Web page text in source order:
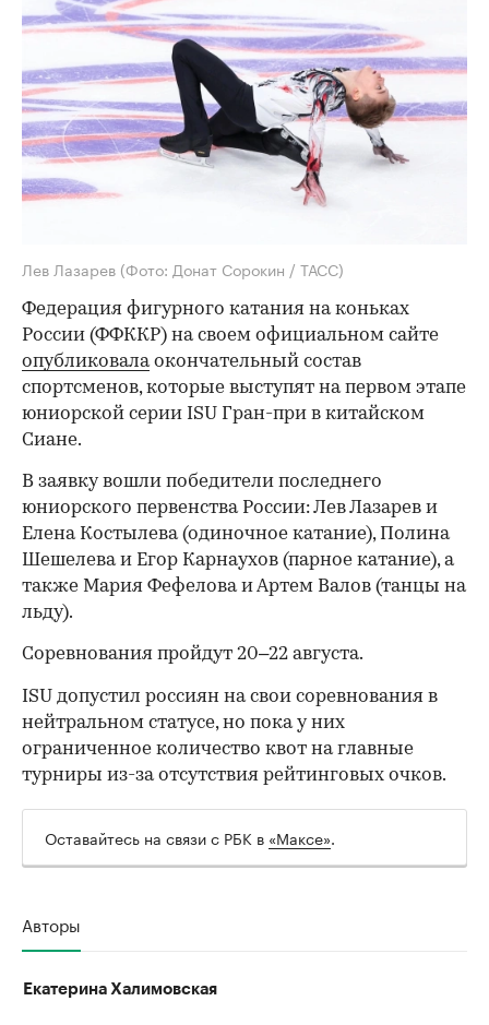
Лев Лазарев (Фото: Донат Сорокин / ТАСС)
Федерация фигурного катания на коньках
России (ФФККР) на своем официальном сайте
опубликовалаокончательный состав
спортсменов, которые выступят на первом этапе
юниорской серии ISU Гран-при в китайском
Сиане.
В заявку вошли победители последнего
юниорского первенства России: Лев Лазарев и
Елена Костылева (одиночное катание), Полина
Шешелева и Егор Карнаухов (парное катание), а
также Мария Фефелова и Артем Валов (танцы на
льду).
Соревнования пройдут 20–22 августа.
ISU допустил россиян на свои соревнования в
нейтральном статусе, но пока у них
ограниченное количество квот на главные
турниры из-за отсутствия рейтинговых очков.
Оставайтесь на связи с РБК в «Максе».
Авторы
Екатерина Халимовская